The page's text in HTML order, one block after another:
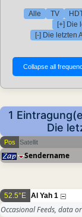
Alle TV
[+] Die
[-] Die letzten
1
Die
Pos Satellit
Sendername
52.5°E Al Yah 1
Occasional Feeds, data